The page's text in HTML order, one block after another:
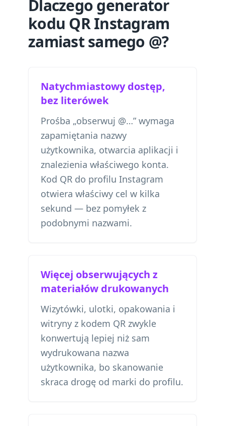
Dlaczego generator
kodu QR Instagram
zamiast samego @?
Natychmiastowy dostęp,
bez literówek
Prośba „obserwuj @…” wymaga
zapamiętania nazwy
użytkownika, otwarcia aplikacji i
znalezienia właściwego konta.
Kod QR do profilu Instagram
otwiera właściwy cel w kilka
sekund — bez pomyłek z
podobnymi nazwami.
Więcej obserwujących z
materiałów drukowanych
Wizytówki, ulotki, opakowania i
witryny z kodem QR zwykle
konwertują lepiej niż sam
wydrukowana nazwa
użytkownika, bo skanowanie
skraca drogę od marki do profilu.